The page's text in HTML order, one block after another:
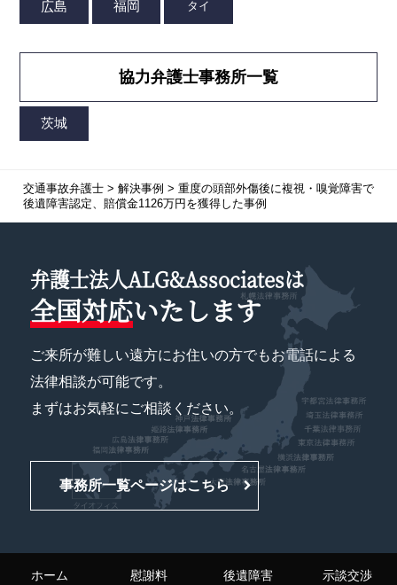
協力弁護士事務所一覧
交通事故弁護士> 解決事例 > 重度の頭部外傷後に複視・嗅覚障害で
後遺障害認定、賠償金1126万円を獲得した事例
弁護士法人ALG&Associatesは
全国対応いたします
ご来所が難しい遠方にお住いの方でもお電話による
法律相談が可能です。
まずはお気軽にご相談ください。
事務所一覧ページはこちら
ホーム 慰謝料 後遺障害 示談交渉